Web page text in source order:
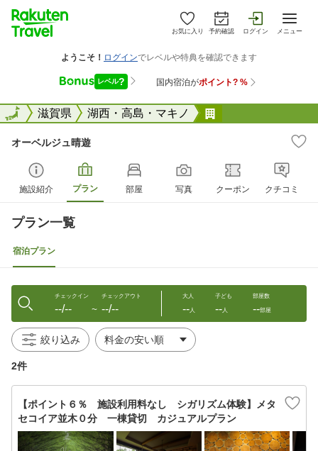
お気に入り 予約確認 ログイン メニュー
全国滋賀県 湖西・高島・マキノ
全国
オーベルジュ晴遊
施設紹介 プラン 部屋 写真 クーポン クチコミ
プラン一覧
宿泊プラン
チェックイン
--/-- 〜
チェックアウト
--/--
大人
--人
子ども
--人
部屋数
--部屋
絞り込み
2件
【ポイント６％ 施設利用料なし シガリズム体験】メタ
セコイア並木０分 一棟貸切 カジュアルプラン